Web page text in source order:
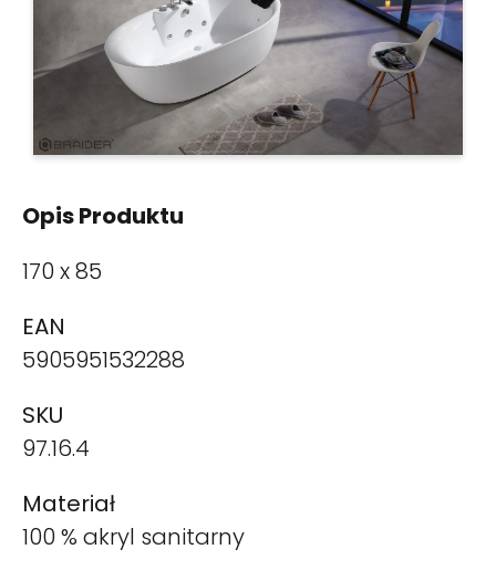
Opis Produktu
170 x 85
EAN
5905951532288
SKU
97.16.4
Materiał
100 % akryl sanitarny